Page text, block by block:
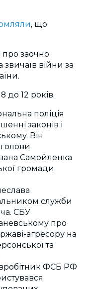
, що
заочно
звичаїв війни за
до 12 років.
поліція
законів і
Він
Самойленка
громади
служби
СБУ
про
агресору на
та
ФСБ РФ